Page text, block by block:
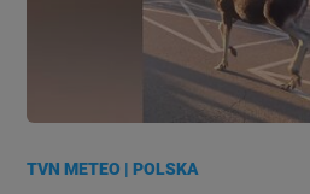
TVN METEO |POLSKA